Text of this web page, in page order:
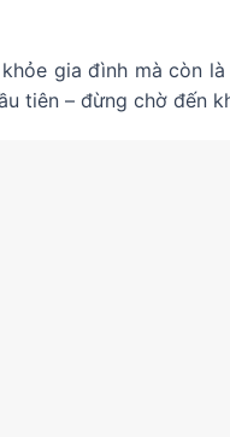
gia đình mà còn
tiên – đừng chờ đến